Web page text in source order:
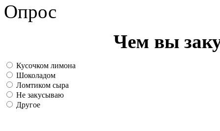
Опрос
Чем вы
Кусочком лимона
Шоколадом
Ломтиком сыра
Не закусываю
Другое